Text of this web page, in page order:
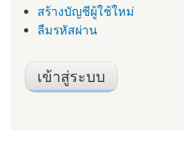
สร้างบัญชีผู้ใช้ใหม่
ลืมรหัสผ่าน